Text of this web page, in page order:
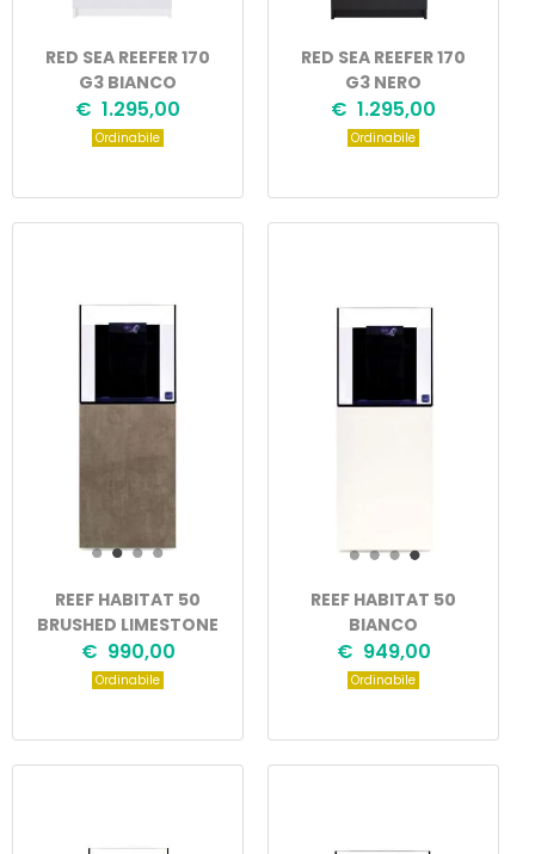
RED SEA REEFER 170
G3 BIANCO
€ 1.295,00
Ordinabile
RED SEA REEFER 170
G3 NERO
€ 1.295,00
Ordinabile
REEF HABITAT 50
BRUSHED LIMESTONE
€ 990,00
Ordinabile
REEF HABITAT 50
BIANCO
€ 949,00
Ordinabile